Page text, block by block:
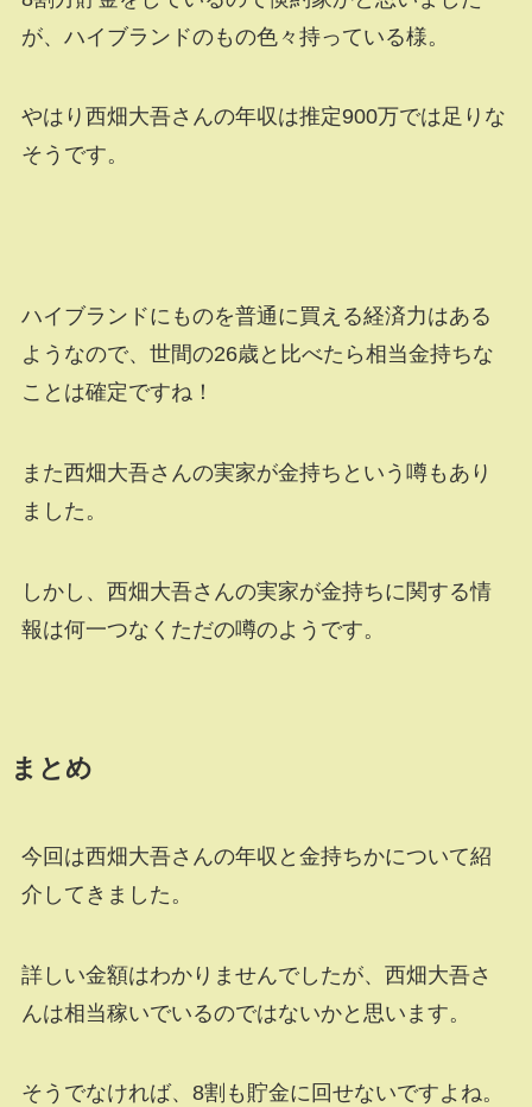
が、ハイブランドのもの色々持っている様。
やはり西畑大吾さんの年収は推定900万では足りな
そうです。
ハイブランドにものを普通に買える経済力はある
ようなので、世間の26歳と比べたら相当金持ちな
ことは確定ですね！
また西畑大吾さんの実家が金持ちという噂もあり
ました。
しかし、西畑大吾さんの実家が金持ちに関する情
報は何一つなくただの噂のようです。
まとめ
今回は西畑大吾さんの年収と金持ちかについて紹
介してきました。
詳しい金額はわかりませんでしたが、西畑大吾さ
んは相当稼いでいるのではないかと思います。
そうでなければ、8割も貯金に回せないですよね。